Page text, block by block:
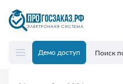
Демо доступ